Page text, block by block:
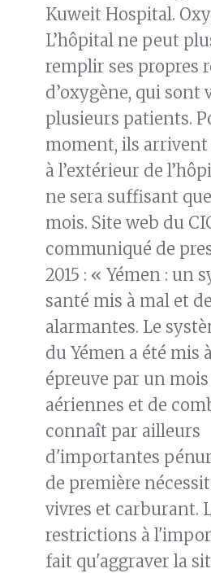
Kuweit Hospital.
L’hôpital ne peut
remplir ses propres
d’oxygène, qui sont
plusieurs patients.
moment, ils arrivent
à l’extérieur de
ne sera suffisant
mois. Site web du
communiqué de
2015 : « Yémen : un
santé mis à mal et
alarmantes. Le
du Yémen a été mis
épreuve par un
aériennes et de
connaît par ailleurs
d'importantes
de première
vivres et carburant.
restrictions à
fait qu'aggraver la